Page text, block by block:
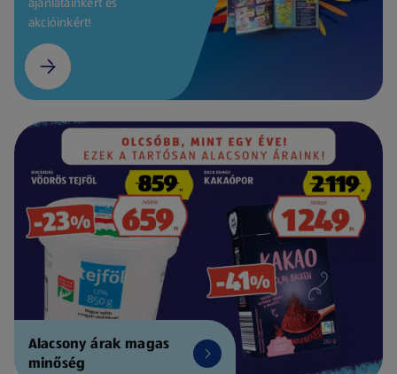
akcióinkért!
Alacsony árak magas
minőség